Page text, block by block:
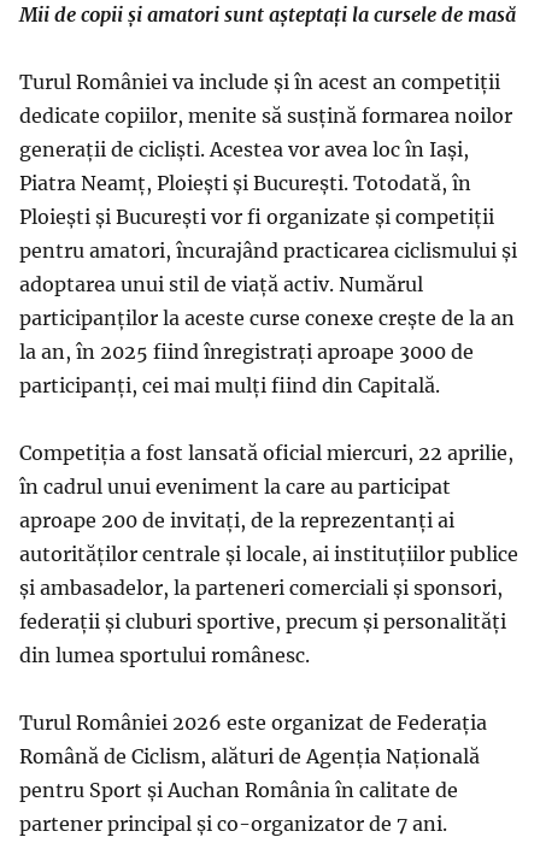
Mii de copii și amatori sunt așteptați la cursele de masă
Turul României va include și în acest an competiții
dedicate copiilor, menite să susțină formarea noilor
generații de cicliști. Acestea vor avea loc în Iași,
Piatra Neamț, Ploiești și București. Totodată, în
Ploiești și București vor fi organizate și competiții
pentru amatori, încurajând practicarea ciclismului și
adoptarea unui stil de viață activ. Numărul
participanților la aceste curse conexe crește de la an
la an, în 2025 fiind înregistrați aproape 3000 de
participanți, cei mai mulți fiind din Capitală.
Competiția a fost lansată oficial miercuri, 22 aprilie,
în cadrul unui eveniment la care au participat
aproape 200 de invitați, de la reprezentanți ai
autorităților centrale și locale, ai instituțiilor publice
și ambasadelor, la parteneri comerciali și sponsori,
federații și cluburi sportive, precum și personalități
din lumea sportului românesc.
Turul României 2026 este organizat de Federația
Română de Ciclism, alături de Agenția Națională
pentru Sport și Auchan România în calitate de
partener principal și co-organizator de 7 ani.